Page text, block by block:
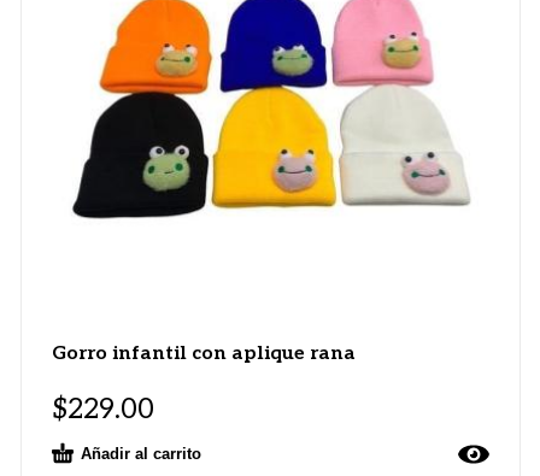
Gorro infantil con aplique rana
$229.00
Añadir al carrito